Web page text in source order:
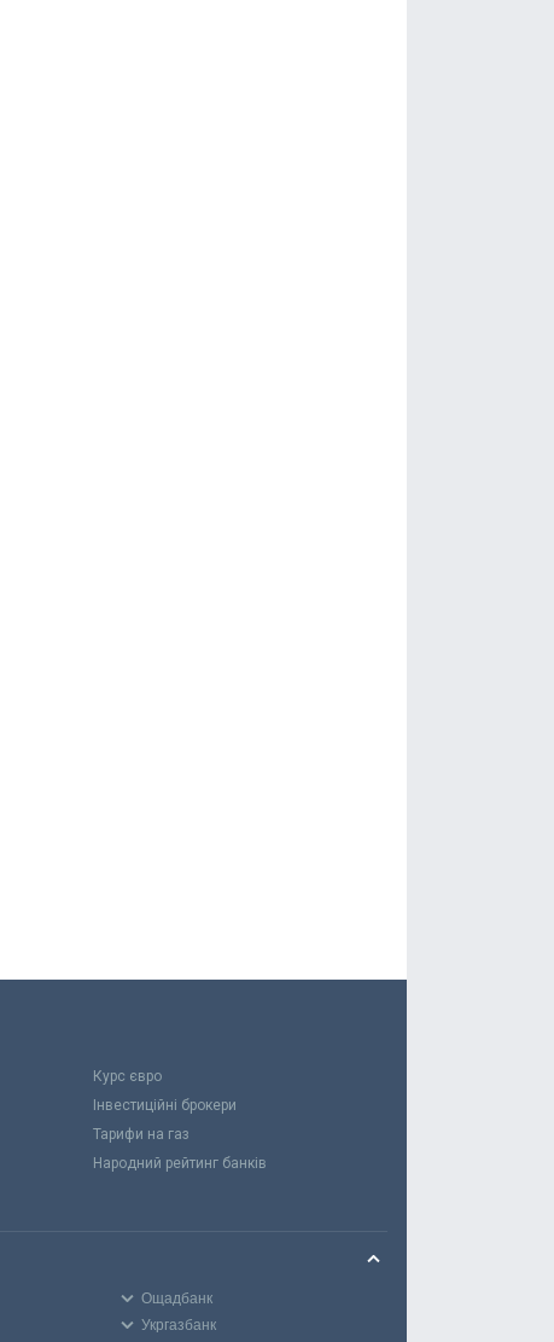
Курс євро
Інвестиційні брокери
Тарифи на газ
Народний рейтинг банків
Ощадбанк
Укргазбанк